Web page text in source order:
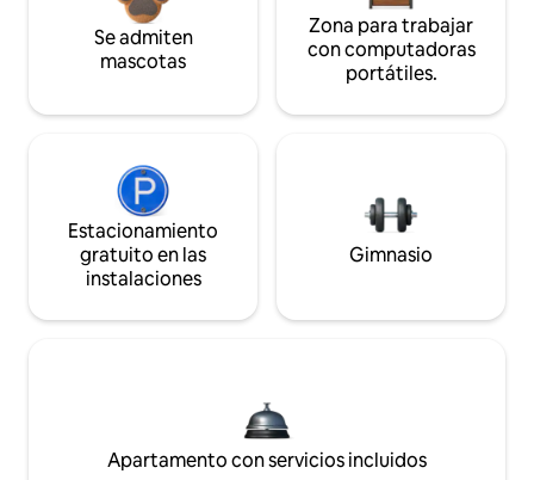
Se admiten
mascotas
Zona para trabajar
con computadoras
portátiles.
Estacionamiento
gratuito en las
instalaciones
Gimnasio
Apartamento con servicios incluidos